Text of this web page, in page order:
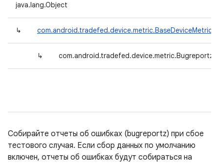
java.lang.Object
↳
↳
Собирайте отчеты об ошибках (bugreportz) при сбое
тестового случая. Если сбор данных по умолчанию
включен, отчеты об ошибках будут собираться на